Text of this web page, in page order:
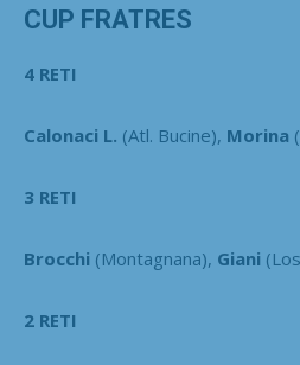
CUP FRATRES
4 RETI
Calonaci L. (Atl. Bucine), Morina
3 RETI
Brocchi (Montagnana), Giani
2 RETI